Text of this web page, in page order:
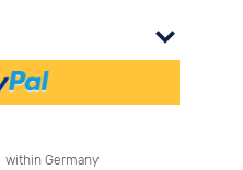
within Germany